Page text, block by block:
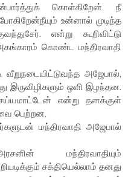
கொள்கிறேன். நீ
உன்னால் முடிந்த
என்று கூறிவிட்டு
கொண்ட மந்திரவாதி
வீறுநடையிட்டுவந்த அஜேபால்,
இருவிழிகளும் ஒளி இழந்தன.
என்று தனக்குள்
பெற்றன.
மந்திரவாதி அஜேபால்
மந்திரவாதியும்
சக்தியெல்லாம் தனது